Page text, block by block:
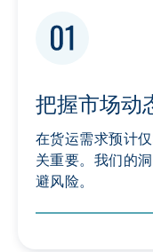
把握市场动
在货运需求预计
关重要。我们的
避风险。